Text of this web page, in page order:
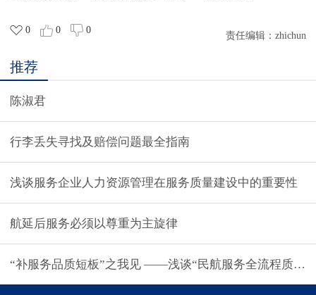
0 0 0
责任编辑： zhichun
推荐
陈淑君
行李丢失寻找及赔偿问题最全指南
浅谈服务企业人力资源管理在服务质量建设中的重要性
航延后服务必须以尊重为主旋律
“补服务品质短板”之我见 ——浅谈“民航服务全流程质量